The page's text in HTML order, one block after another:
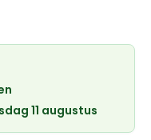
11 augustus